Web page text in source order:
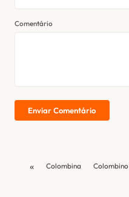
Comentário
Enviar Comentário
« Colombina Colombino